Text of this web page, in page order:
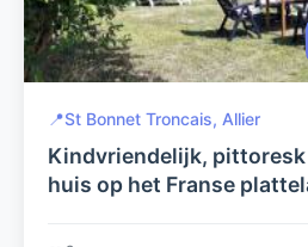
📍St Bonnet Troncais, Allier
Kindvriendelijk, pittoresk
huis op het Franse